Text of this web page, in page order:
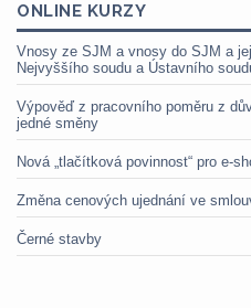
ONLINE KURZY
Vnosy ze SJM a vnosy do SJM a
Nejvyššího soudu a Ústavního
Výpověď z pracovního poměru z
jedné směny
Nová „tlačítková povinnost“ pro e-
Změna cenových ujednání ve
Černé stavby